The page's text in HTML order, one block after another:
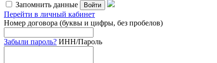
Запомнить данные Войти
Перейти в личный кабинет
Номер договора (буквы и цифры, без пробелов)
Забыли пароль? ИНН/Пароль